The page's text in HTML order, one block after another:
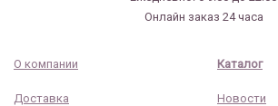
Онлайн заказ 24 часа
О компании
Доставка
Каталог
Новости